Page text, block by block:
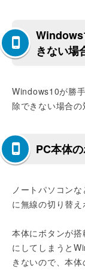
きない場
Windows10が勝
除できない場合の
PC本体
ノートパソコン
に無線の切り替え
本体にボタンが
にしてしまうと
きないので、本